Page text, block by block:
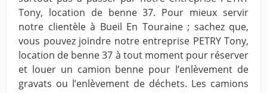
Tony, location de benne 37. Pour mieux servir
notre clientèle à Bueil En Touraine ; sachez que,
vous pouvez joindre notre entreprise PETRY Tony,
location de benne 37 à tout moment pour réserver
et louer un camion benne pour l’enlèvement de
gravats ou l’enlèvement de déchets. Les camions